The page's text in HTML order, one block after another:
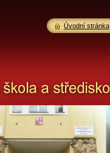
Úvodní stránka